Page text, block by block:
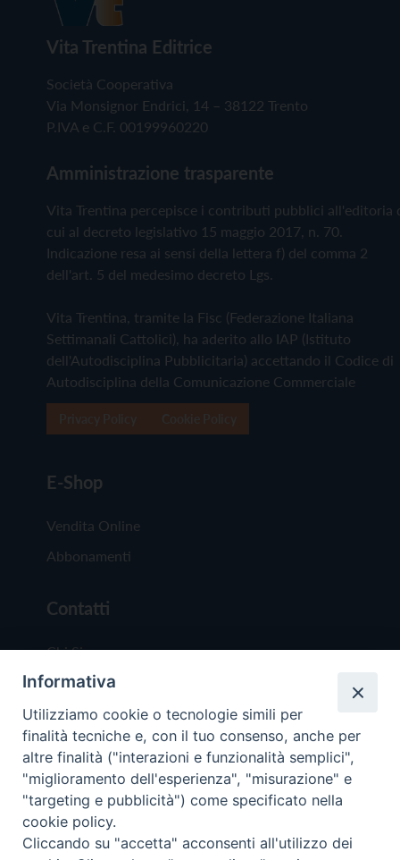
Vita Trentina Editrice
Società Cooperativa
Via Monsignor Endrici, 14 – 38122 Trento
P.IVA e C.F. 00199960220
Amministrazione trasparente
Vita Trentina percepisce i contributi pubblici all'editoria
cui al decreto legislativo 15 maggio 2017, n. 70.
Indicazione resa ai sensi della lettera f) del comma 2
dell'art. 5 del medesimo decreto Lgs.
Vita Trentina, tramite la Fisc (Federazione Italiana
Settimanali Cattolici), ha aderito allo IAP (Istituto
dell'Autodisciplina Pubblicitaria) accettando il Codice di
Autodisciplina della Comunicazione Commerciale
E-Shop
Vendita Online
Abbonamenti
Contatti
Chi Siamo
Redazione
Scrivici
Copyright © 2019 - Tutti i diritti riservati - Vita
Trentina Editrice
Informativa
Utilizziamo cookie o tecnologie simili per
finalità tecniche e, con il tuo consenso, anche per
altre finalità ("interazioni e funzionalità semplici",
"miglioramento dell'esperienza", "misurazione" e
"targeting e pubblicità") come specificato nella
cookie policy.
Cliccando su "accetta" acconsenti all'utilizzo dei